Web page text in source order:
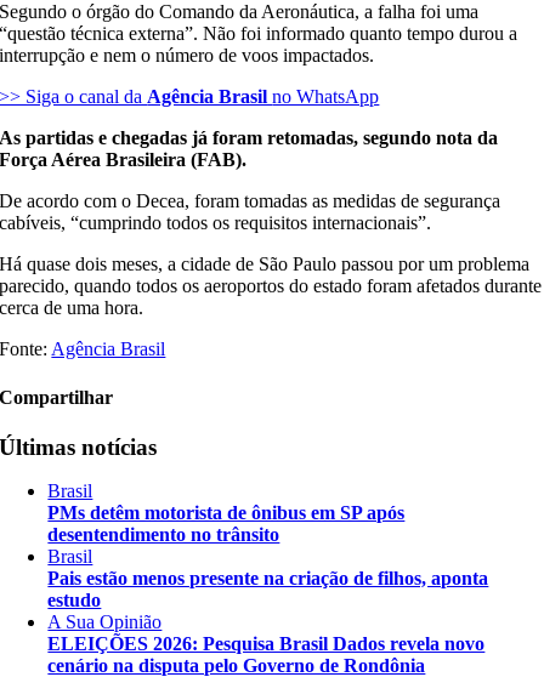
Segundo o órgão do Comando da Aeronáutica, a falha foi uma
“questão técnica externa”. Não foi informado quanto tempo durou a
interrupção e nem o número de voos impactados.
>> Siga o canal daAgência Brasilno WhatsApp
As partidas e chegadas já foram retomadas, segundo nota da
Força Aérea Brasileira (FAB).
De acordo com o Decea, foram tomadas as medidas de segurança
cabíveis, “cumprindo todos os requisitos internacionais”.
Há quase dois meses, a cidade de São Paulo passou por um problema
parecido, quando todos os aeroportos do estado foram afetados durante
cerca de uma hora.
Fonte:Agência Brasil
Compartilhar
Últimas notícias
Brasil
PMs detêm motorista de ônibus em SP após
desentendimento no trânsito
Brasil
Pais estão menos presente na criação de filhos, aponta
estudo
A Sua Opinião
ELEIÇÕES 2026: Pesquisa Brasil Dados revela novo
cenário na disputa pelo Governo de Rondônia